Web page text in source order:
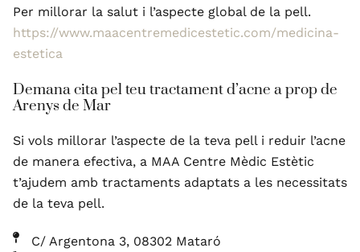
Per millorar la salut i l’aspecte global de la pell.
https://www.maacentremedicestetic.com/medicina-
estetica
Demana cita pel teu tractament d’acne a prop de
Arenys de Mar
Si vols millorar l’aspecte de la teva pell i reduir l’acne
de manera efectiva, a MAA Centre Mèdic Estètic
t’ajudem amb tractaments adaptats a les necessitats
de la teva pell.
C/ Argentona 3, 08302 Mataró